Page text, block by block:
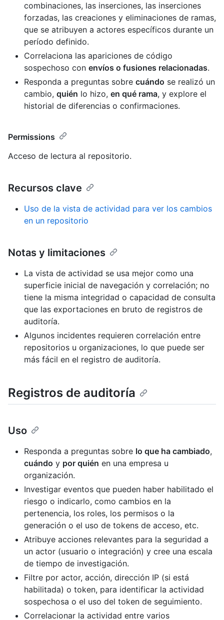
combinaciones, las inserciones, las inserciones
forzadas, las creaciones y eliminaciones de ramas,
que se atribuyen a actores específicos durante un
período definido.
Correlaciona las apariciones de código
sospechoso con envíos o fusiones relacionadas.
Responda a preguntas sobre cuándo se realizó un
cambio, quién lo hizo, en qué rama, y explore el
historial de diferencias o confirmaciones.
Permissions
Acceso de lectura al repositorio.
Recursos clave
Uso de la vista de actividad para ver los cambios
en un repositorio
Notas y limitaciones
La vista de actividad se usa mejor como una
superficie inicial de navegación y correlación; no
tiene la misma integridad o capacidad de consulta
que las exportaciones en bruto de registros de
auditoría.
Algunos incidentes requieren correlación entre
repositorios u organizaciones, lo que puede ser
más fácil en el registro de auditoría.
Registros de auditoría
Uso
Responda a preguntas sobre lo que ha cambiado,
cuándo y por quién en una empresa u
organización.
Investigar eventos que pueden haber habilitado el
riesgo o indicarlo, como cambios en la
pertenencia, los roles, los permisos o la
generación o el uso de tokens de acceso, etc.
Atribuye acciones relevantes para la seguridad a
un actor (usuario o integración) y cree una escala
de tiempo de investigación.
Filtre por actor, acción, dirección IP (si está
habilitada) o token, para identificar la actividad
sospechosa o el uso del token de seguimiento.
Correlacionar la actividad entre varios